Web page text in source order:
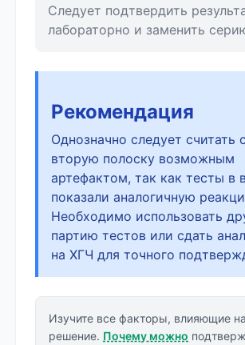
Следует подтвердить
лабораторно и заменить
Рекомендация
Однозначно следует считать
вторую полоску возможным
артефактом, так как тесты в
показали аналогичную
Необходимо использовать
партию тестов или сдать
на ХГЧ для точного
Изучите все факторы, влияющие
решение. Почему можно